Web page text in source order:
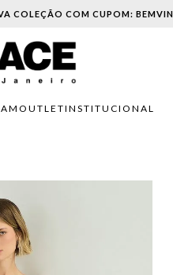
JUROS. APROVEITE!
OUTLETINSTITUCIONAL